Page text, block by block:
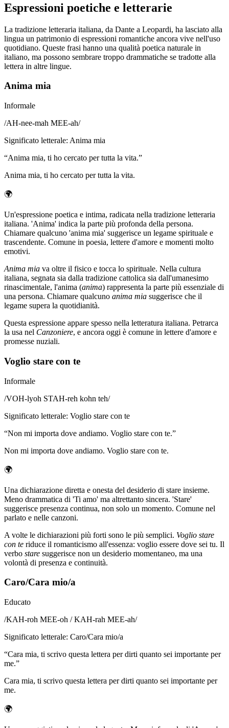
Espressioni poetiche e letterarie
La tradizione letteraria italiana, da Dante a Leopardi, ha lasciato alla
lingua un patrimonio di espressioni romantiche ancora vive nell'uso
quotidiano. Queste frasi hanno una qualità poetica naturale in
italiano, ma possono sembrare troppo drammatiche se tradotte alla
lettera in altre lingue.
Anima mia
Informale
/AH-nee-mah MEE-ah/
Significato letterale: Anima mia
“Anima mia, ti ho cercato per tutta la vita.”
Anima mia, ti ho cercato per tutta la vita.
🌍
Un'espressione poetica e intima, radicata nella tradizione letteraria
italiana. 'Anima' indica la parte più profonda della persona.
Chiamare qualcuno 'anima mia' suggerisce un legame spirituale e
trascendente. Comune in poesia, lettere d'amore e momenti molto
emotivi.
Anima mia va oltre il fisico e tocca lo spirituale. Nella cultura
italiana, segnata sia dalla tradizione cattolica sia dall'umanesimo
rinascimentale, l'anima (anima) rappresenta la parte più essenziale di
una persona. Chiamare qualcuno anima mia suggerisce che il
legame supera la quotidianità.
Questa espressione appare spesso nella letteratura italiana. Petrarca
la usa nel Canzoniere, e ancora oggi è comune in lettere d'amore e
promesse nuziali.
Voglio stare con te
Informale
/VOH-lyoh STAH-reh kohn teh/
Significato letterale: Voglio stare con te
“Non mi importa dove andiamo. Voglio stare con te.”
Non mi importa dove andiamo. Voglio stare con te.
🌍
Una dichiarazione diretta e onesta del desiderio di stare insieme.
Meno drammatica di 'Ti amo' ma altrettanto sincera. 'Stare'
suggerisce presenza continua, non solo un momento. Comune nel
parlato e nelle canzoni.
A volte le dichiarazioni più forti sono le più semplici. Voglio stare
con te riduce il romanticismo all'essenza: voglio essere dove sei tu. Il
verbo stare suggerisce non un desiderio momentaneo, ma una
volontà di presenza e continuità.
Caro/Cara mio/a
Educato
/KAH-roh MEE-oh / KAH-rah MEE-ah/
Significato letterale: Caro/Cara mio/a
“Cara mia, ti scrivo questa lettera per dirti quanto sei importante per
me.”
Cara mia, ti scrivo questa lettera per dirti quanto sei importante per
me.
🌍